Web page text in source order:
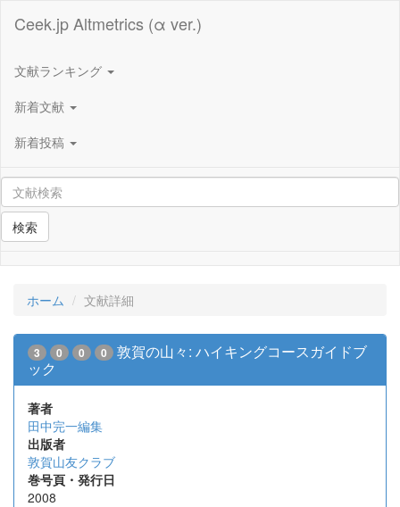
Ceek.jp Altmetrics (α ver.)
文献ランキング
新着文献
新着投稿
検索
ホーム 文献詳細
3 0 0 0
敦賀の山々: ハイキングコースガイドブ
ック
著者
田中完一編集
出版者
敦賀山友クラブ
巻号頁・発行日
2008